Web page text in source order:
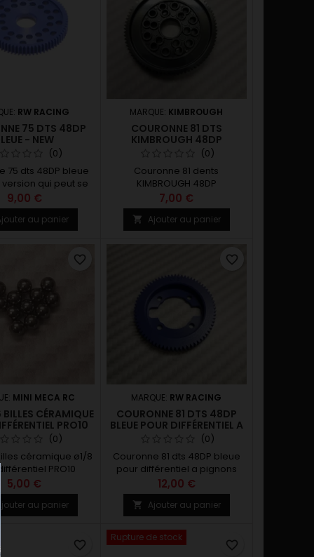
RW RACING
75 DTS 48DP
- NEW
(0)
75 dts 48DP bleue
qui peut se
le différentiel a
pour tout les
PRO10 / Formule 1
d'un différentiel a
9,00 €
au panier
MARQUE: KIMBROUGH
COURONNE 81 DTS
KIMBROUGH 48DP
(0)
Couronne 81 dents
KIMBROUGH 48DP
7,00 €
 Ajouter au panier
MINI MECA RC
BILLES CÉRAMIQUE
PRO10
(0)
céramique ø1/8
PRO10
5,00 €
Ajouter au panier
favorite_border
MARQUE: RW RACING
COURONNE 81 DTS 48DP
BLEUE POUR DIFFÉRENTIEL A
PIGNONS XRAY
(0)
Couronne 81 dts 48DP bleue
pour différentiel a pignons
XRAY
12,00 €
 Ajouter au panier
favorite_border
favorite_border
Rupture de stock
favorite_border